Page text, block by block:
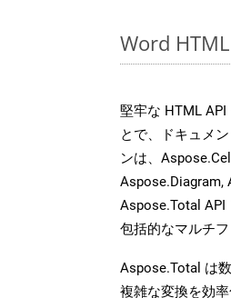
Word
堅牢な HTML
とで、ドキュメ
ンは、
Aspose.Diagram,
Aspose.Total API
包括的なマルチ
Aspose.Total は
複雑な変換を効